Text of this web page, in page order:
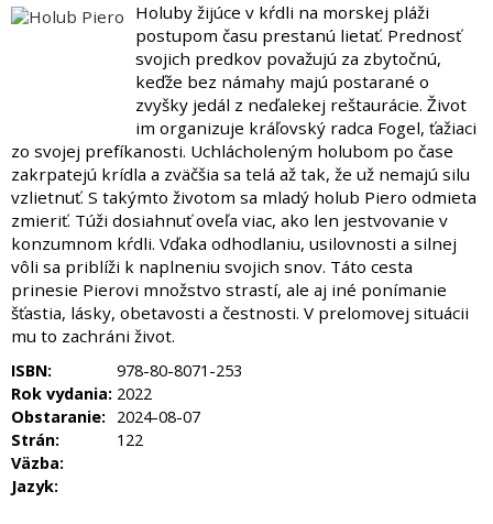
Holuby žijúce v kŕdli na morskej pláži
postupom času prestanú lietať. Prednosť
svojich predkov považujú za zbytočnú,
keďže bez námahy majú postarané o
zvyšky jedál z neďalekej reštaurácie. Život
im organizuje kráľovský radca Fogel, ťažiaci
zo svojej prefíkanosti. Uchlácholeným holubom po čase
zakrpatejú krídla a zväčšia sa telá až tak, že už nemajú silu
vzlietnuť. S takýmto životom sa mladý holub Piero odmieta
zmieriť. Túži dosiahnuť oveľa viac, ako len jestvovanie v
konzumnom kŕdli. Vďaka odhodlaniu, usilovnosti a silnej
vôli sa priblíži k naplneniu svojich snov. Táto cesta
prinesie Pierovi množstvo strastí, ale aj iné ponímanie
šťastia, lásky, obetavosti a čestnosti. V prelomovej situácii
mu to zachráni život.
ISBN:
978-80-8071-253
Rok vydania: 2022
Obstaranie: 2024-08-07
Strán:
122
Väzba:
Jazyk: